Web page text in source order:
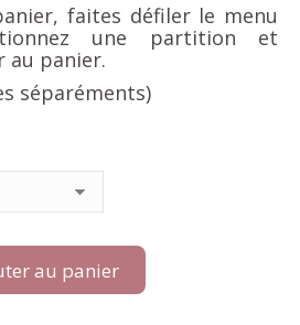
faites défiler le menu
une partition et
au panier.
séparéments)
au panier